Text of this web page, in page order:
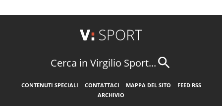
Cerca in Virgilio Sport...
CONTENUTI SPECIALI CONTATTACI MAPPA DEL SITO
FEED RSS
ARCHIVIO